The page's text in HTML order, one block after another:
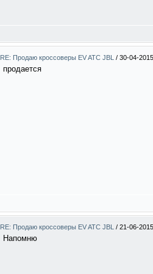
RE: Продаю кроссоверы EV ATC JBL / 30-04-
продается
RE: Продаю кроссоверы EV ATC JBL / 21-06-
Напомню